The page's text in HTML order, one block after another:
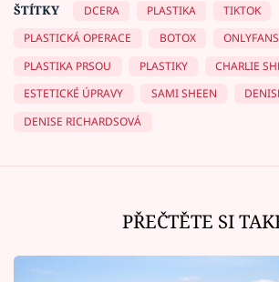
ŠTÍTKY
DCERA PLASTIKA
TIKTOK
PLASTICKÁ OPERACE
BOTOX
ONLYFANS
PLASTIKA PRSOU
PLASTIKY
CHARLIE
ESTETICKÉ ÚPRAVY
SAMI SHEEN
DENISE RICHARDSOVÁ
PŘEČTĚTE SI